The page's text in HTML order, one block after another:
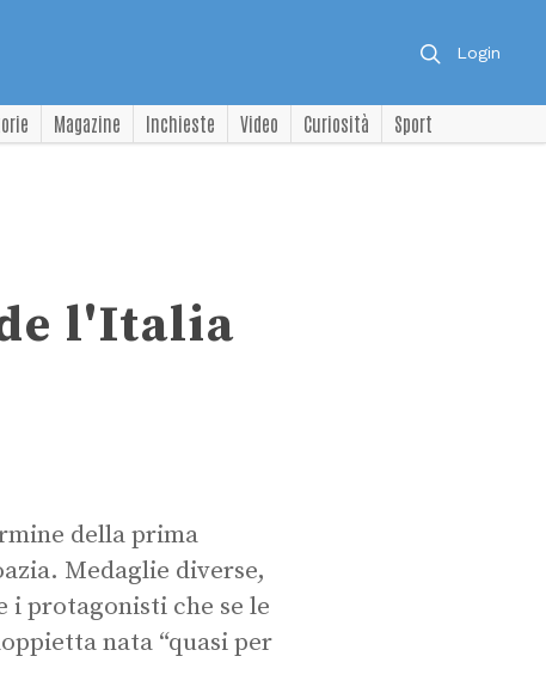
Login
Magazine Inchieste Video Curiosità
Sport
l'Italia
della prima
Medaglie diverse,
protagonisti che se le
nata “quasi per